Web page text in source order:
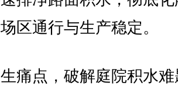
区通行与生产稳定。
点，破解庭院积水难